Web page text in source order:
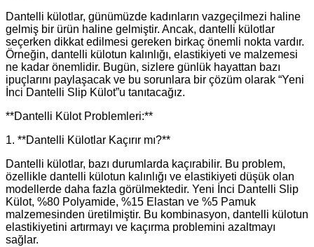
Dantelli külotlar, günümüzde kadınların vazgeçilmezi haline
gelmiş bir ürün haline gelmiştir. Ancak, dantelli külotlar
seçerken dikkat edilmesi gereken birkaç önemli nokta vardır.
Örneğin, dantelli külotun kalınlığı, elastikiyeti ve malzemesi
ne kadar önemlidir. Bugün, sizlere günlük hayattan bazı
ipuçlarını paylaşacak ve bu sorunlara bir çözüm olarak “Yeni
İnci Dantelli Slip Külot”u tanıtacağız.
**Dantelli Külot Problemleri:**
1. **Dantelli Külotlar Kaçırır mı?**
Dantelli külotlar, bazı durumlarda kaçırabilir. Bu problem,
özellikle dantelli külotun kalınlığı ve elastikiyeti düşük olan
modellerde daha fazla görülmektedir. Yeni İnci Dantelli Slip
Külot, %80 Polyamide, %15 Elastan ve %5 Pamuk
malzemesinden üretilmiştir. Bu kombinasyon, dantelli külotun
elastikiyetini artırmayı ve kaçırma problemini azaltmayı
sağlar.